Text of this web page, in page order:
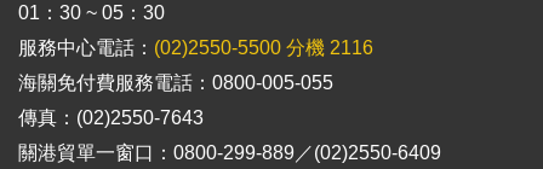
01：30 ~ 05：30
服務中心電話： (02)2550-5500 分機 2116
海關免付費服務電話：0800-005-055
傳真：(02)2550-7643
關港貿單一窗口：0800-299-889／(02)2550-6409